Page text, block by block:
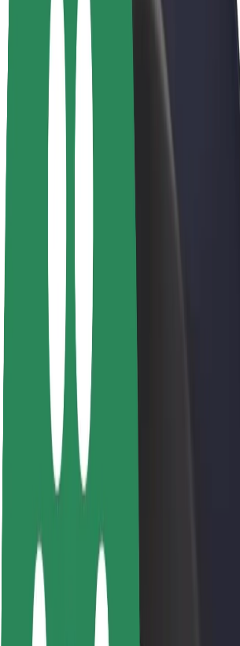
Autovadītāji
Autovadītāja ieņēmumi
Kurjeri
Kurjerpartnera ieņēmumi
Bolt Food tirgotāji
Bolt ilgtspējība
Project Zero
Blogs
Ziņu telpa
Zīmola vadlīnijas
Misija
Attiecības ar investoriem
Vadība
Mediji
Pilsētvides fonds
Drošība
Pasažieru drošība